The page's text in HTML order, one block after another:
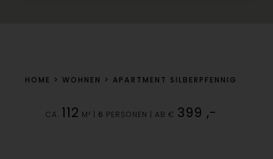
HOME >WOHNEN > APARTMENT SILBERPFENNIG
CA. 112 M² | 6 PERSONEN | AB € 399 ,-